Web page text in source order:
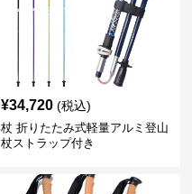
¥34,720 (税込)
杖 折りたたみ式軽量アルミ登山
杖ストラップ付き